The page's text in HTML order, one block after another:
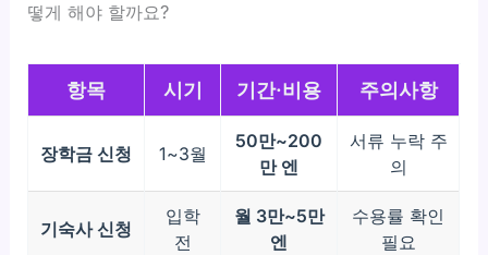
떻게 해야 할까요?
항목 시기 기간·비용 주의사항
장학금 신청 1~3월
50만~200
만 엔
서류 누락 주
의
기숙사 신청
입학
전
월 3만~5만
엔
수용률 확인
필요